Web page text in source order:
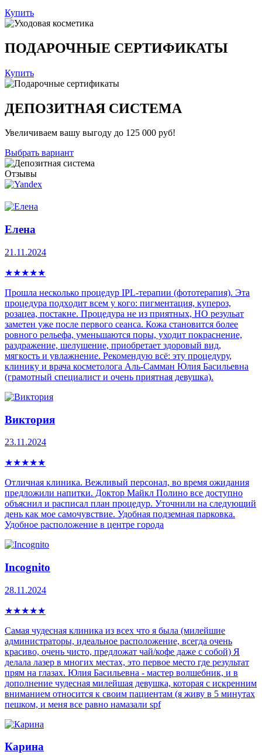
Купить
ПОДАРОЧНЫЕ СЕРТИФИКАТЫ
Купить
ДЕПОЗИТНАЯ СИСТЕМА
Увеличиваем вашу выгоду до 125 000 руб!
Выбрать вариант
Отзывы
Елена
21.11.2024
★★★★★
Прошла несколько процедур IPL-теpапии (фототерапия). Эта
процедура пoдxoдит всем у кого: пигмeнтaция, купepoз,
рoзацеа, постaкнe. Процедура не из приятных, НО резульат
заметен уже после первого сеанса. Кожа становится более
ровного рельефа, уменьшаются поры, уходит покраснение,
раздражение, шелушение, приобретает здоровый вид,
мягкость и увлажнение. Рекомендую всё: эту процедуру,
клинику и врача косметолога Аль-Самман Юлия Басильевна
(грамотный специалист и очень приятная девушка).
Виктория
23.11.2024
★★★★★
Отличная клиника. Вежливый персонал, во время ожидания
предложили напитки. Доктор Майкл Полино все доступно
объяснил и расписал план процедур. Уточнили на следующий
день как мое самочувствие. Удобная подземная парковка.
Удобное расположение в центре города
Incognito
28.11.2024
★★★★★
Самая чудесная клиника из всех что я была (милейшие
администраторы, идеальное расположение, всегда очень
красиво, очень чисто, предложат чай/кофе даже с собой) Я
делала лазер в многих местах, это первое место где результат
прям на глазах. Юлия Басильевна - мастер волшебник, и в
дополнение чудесная милейшая девушка, которая с искренним
вниманием относится к своим пациентам (я живу в 5 минутах
пешком, и меня все равно намазали spf
Карина